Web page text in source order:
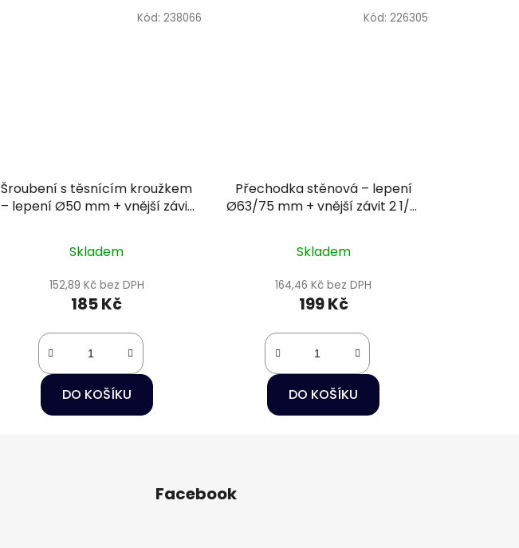
Šroubení s těsnícím kroužkem
– lepení Ø50 mm + vnější závit
Skladem
152,89 Kč bez DPH
185 Kč
DO KOŠÍKU
Kód: 238066
Přechodka stěnová – lepení
Ø63/75 mm + vnější závit 2 1/2"
Skladem
164,46 Kč bez DPH
199 Kč
DO KOŠÍKU
Kód: 226305
Facebook